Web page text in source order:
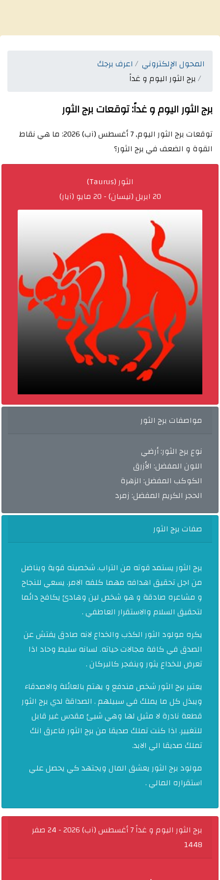
المحول الإلكتروني
اعرف برجك
برج الثور اليوم و غداً
برج الثور اليوم و غداً: توقعات برج الثور
توقعات برج الثور اليوم, 7 أغسطس (آب) 2026: ما هي نقاط
القوة و الضعف في برج الثور؟
الثور (Taurus
)
20 ابريل (نيسان)
- 20 مايو (آيار)
مواصفات برج الثور
نوع برج الثور: أرضي
اللون المفضل: الأزرق
الكوكب المفضل: الزهرة
الحجر الكريم المفضل: زمرد
صفات برج الثور
برج الثور يستمد قوته من التراب. شخصيته قوية ويناضل
من اجل تحقيق اهدافه مهما كلفه الامر. يسعي للنجاح
و مشاعره صادقة و هو شخص لين وهادئ يكافح دائما
لتحقيق السلام والاستقرار العاطفي .
يكره مولود الثور الكذب والخداع لانه صادق يفتش عن
الصدق في كافة مجالات حياته. لسانه سليط وحاد اذا
تعرض للخداع يثور وينفجر كالبركان .
يعتبر برج الثور شخص مندفع و يهتم بالعائلة والاصدقاء
ويبذل كل ما يملك في سبيلهم . الصداقة لدي برج الثور
قطعة نادرة لا مثيل لها وهي شيئ مقدس غير قابل
للتغيير. اذا كنت تملك صديقا من برج الثور فاعرق انك
تملك صديقا الي الابد.
مولود برج الثور يعشق المال ويجتهد كي يحصل علي
استقراره المالي .
برج الثور اليوم و غداً 7 أغسطس (آب) 2026 - 24 صفر
1448